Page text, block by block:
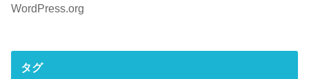
WordPress.org
タグ